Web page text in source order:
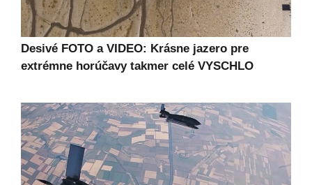
Desivé FOTO a VIDEO: Krásne jazero pre
extrémne horúčavy takmer celé VYSCHLO